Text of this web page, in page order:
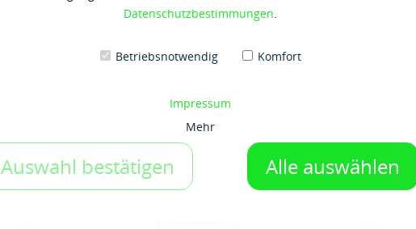
Datenschutzbestimmungen.
Betriebsnotwendig Komfort
Impressum
Mehr
Auswahl bestätigen Alle auswählen